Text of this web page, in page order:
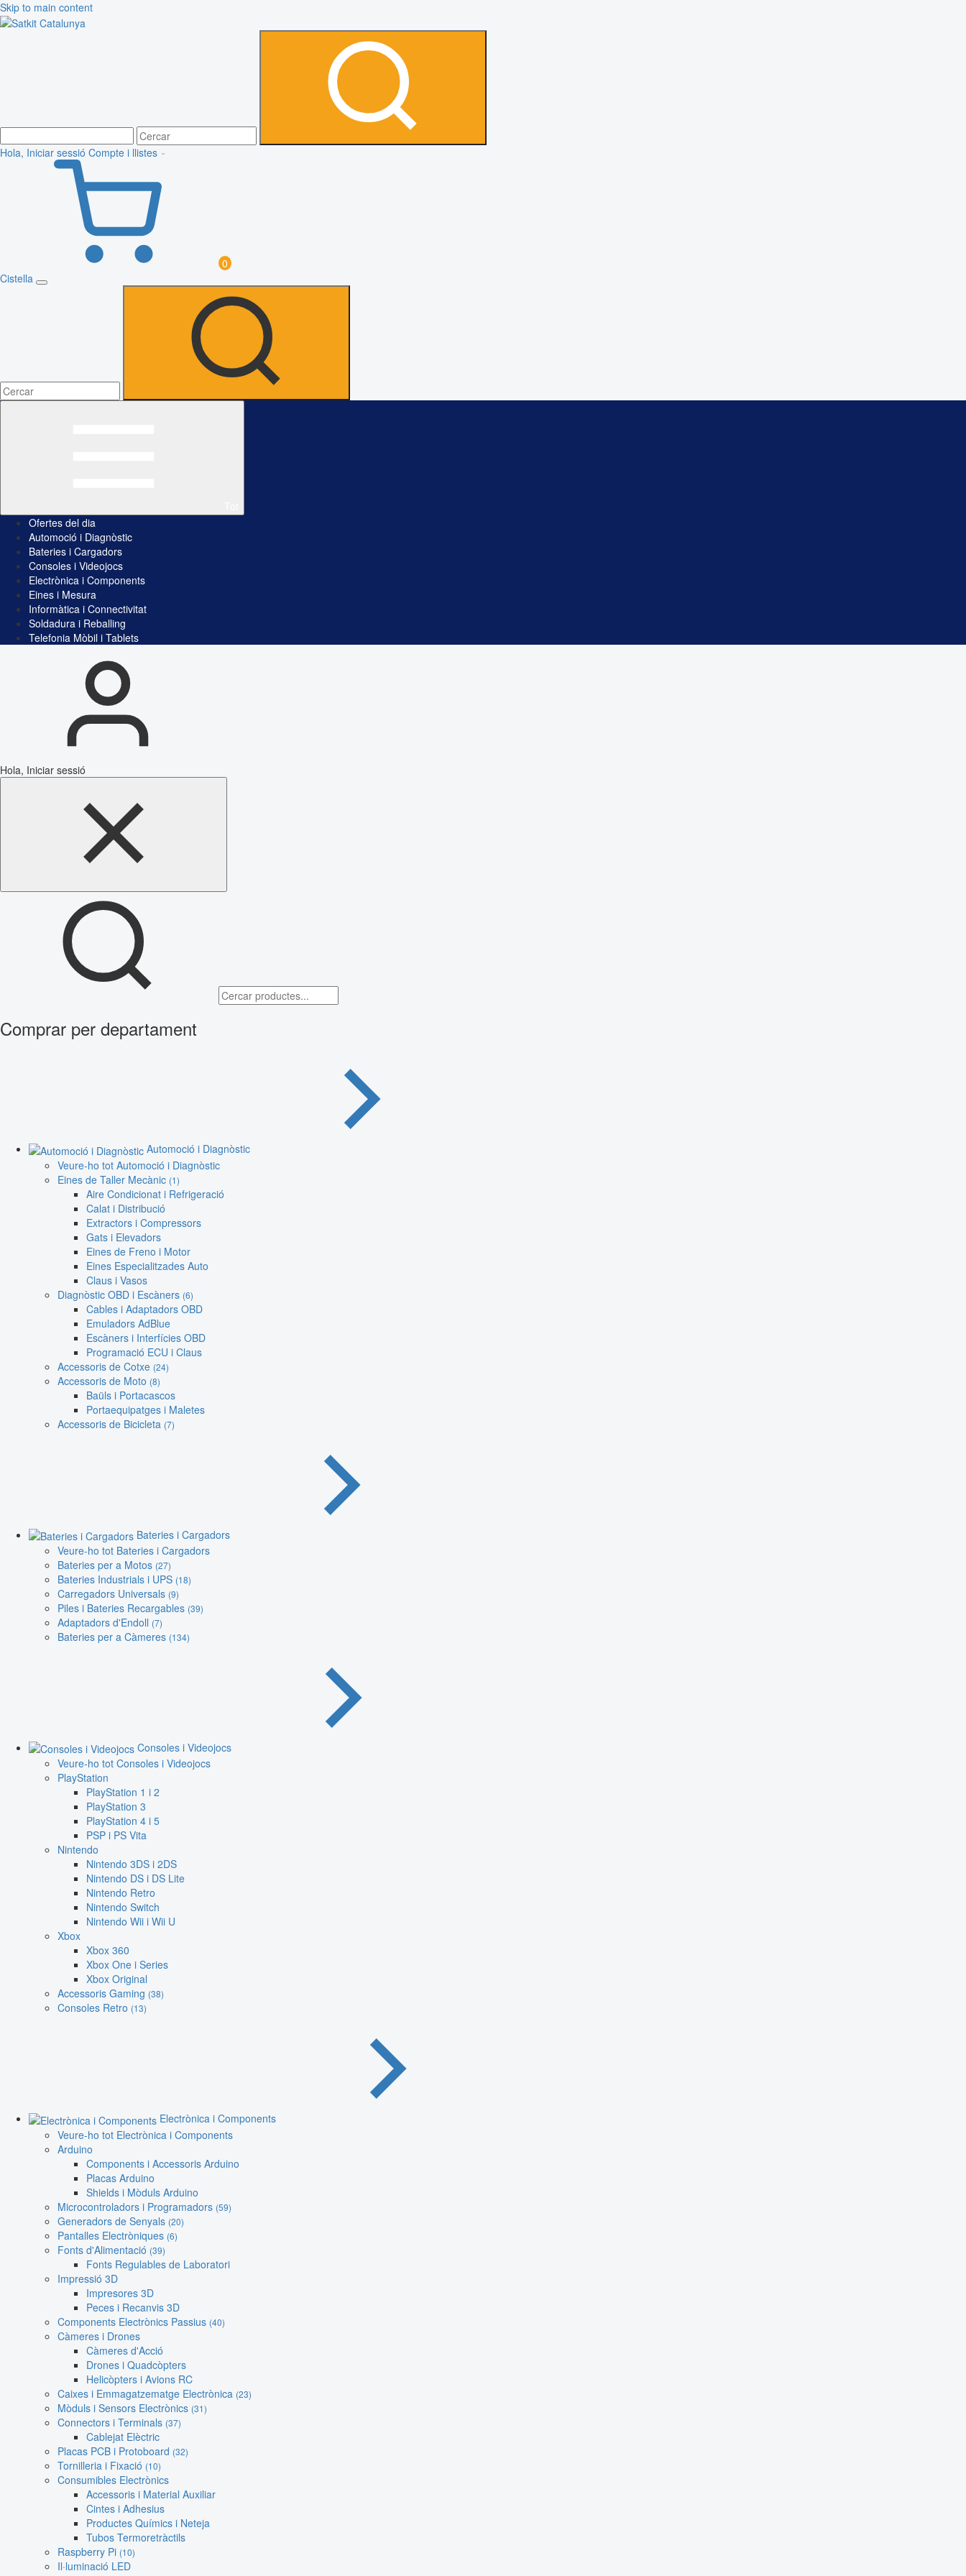
Skip to main content
Hola, Iniciar sessió Compte i llistes
0
Cistella
Ofertes del dia
Automoció i Diagnòstic
Bateries i Cargadors
Consoles i Videojocs
Electrònica i Components
Eines i Mesura
Informàtica i Connectivitat
Soldadura i Reballing
Telefonia Mòbil i Tablets
Hola, Iniciar sessió
Comprar per departament
Automoció i Diagnòstic
Veure-ho tot Automoció i Diagnòstic
Eines de Taller Mecànic (1)
Aire Condicionat i Refrigeració
Calat i Distribució
Extractors i Compressors
Gats i Elevadors
Eines de Freno i Motor
Eines Especialitzades Auto
Claus i Vasos
Diagnòstic OBD i Escàners (6)
Cables i Adaptadors OBD
Emuladors AdBlue
Escàners i Interfícies OBD
Programació ECU i Claus
Accessoris de Cotxe (24)
Accessoris de Moto (8)
Baüls i Portacascos
Portaequipatges i Maletes
Accessoris de Bicicleta (7)
Bateries i Cargadors
Veure-ho tot Bateries i Cargadors
Bateries per a Motos (27)
Bateries Industrials i UPS (18)
Carregadors Universals (9)
Piles i Bateries Recargables (39)
Adaptadors d'Endoll (7)
Bateries per a Càmeres (134)
Consoles i Videojocs
Veure-ho tot Consoles i Videojocs
PlayStation
PlayStation 1 i 2
PlayStation 3
PlayStation 4 i 5
PSP i PS Vita
Nintendo
Nintendo 3DS i 2DS
Nintendo DS i DS Lite
Nintendo Retro
Nintendo Switch
Nintendo Wii i Wii U
Xbox
Xbox 360
Xbox One i Series
Xbox Original
Accessoris Gaming (38)
Consoles Retro (13)
Electrònica i Components
Veure-ho tot Electrònica i Components
Arduino
Components i Accessoris Arduino
Placas Arduino
Shields i Mòduls Arduino
Microcontroladors i Programadors (59)
Generadors de Senyals (20)
Pantalles Electròniques (6)
Fonts d'Alimentació (39)
Fonts Regulables de Laboratori
Impressió 3D
Impresores 3D
Peces i Recanvis 3D
Components Electrònics Passius (40)
Càmeres i Drones
Càmeres d'Acció
Drones i Quadcòpters
Helicòpters i Avions RC
Caixes i Emmagatzematge Electrònica (23)
Mòduls i Sensors Electrònics (31)
Connectors i Terminals (37)
Cablejat Elèctric
Placas PCB i Protoboard (32)
Tornilleria i Fixació (10)
Consumibles Electrònics
Accessoris i Material Auxiliar
Cintes i Adhesius
Productes Químics i Neteja
Tubos Termoretràctils
Raspberry Pi (10)
Il·luminació LED